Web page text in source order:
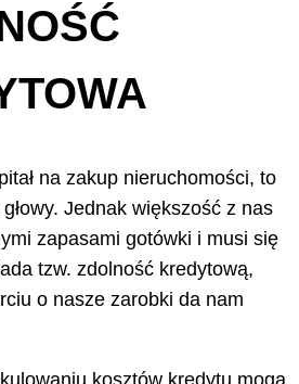
na zakup nieruchomości, to
Jednak większość z nas
zapasami gotówki i musi się
tzw. zdolność kredytową,
o nasze zarobki da nam